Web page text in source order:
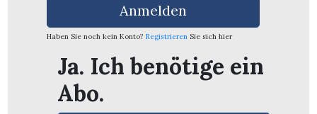
Anmelden
Haben Sie noch kein Konto? Registrieren Sie sich hier
Ja. Ich benötige ein
Abo.